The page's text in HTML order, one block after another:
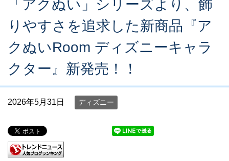
「アクぬい」シリーズより、飾
りやすさを追求した新商品『ア
クぬいRoom ディズニーキャラ
クター』新発売！！
2026年5月31日 ディズニー